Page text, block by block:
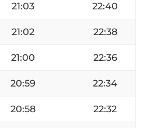
21:03 22:40
21:02 22:38
21:00 22:36
20:59 22:34
20:58 22:32